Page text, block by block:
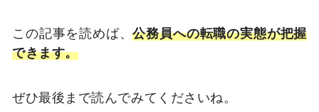
この記事を読めば、公務員への転職の実態が把握
できます。
ぜひ最後まで読んでみてくださいね。